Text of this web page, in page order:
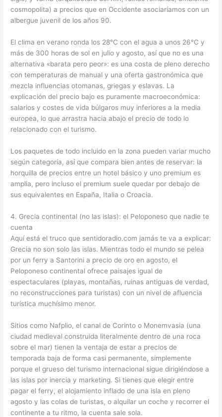
cosmopolita) a precios que en Occidente asociaríamos con un
albergue juvenil de los años 90.
El clima en verano ronda los 28°C con el agua a unos 26°C y
más de 300 horas de sol en julio y agosto, así que no es una
alternativa «barata pero peor»: es una costa de pleno derecho
con temperaturas de manual y una oferta gastronómica que
mezcla influencias otomanas, griegas y eslavas. La
explicación del precio bajo es puramente macroeconómica:
salarios y costes de vida búlgaros muy inferiores a la media
europea, lo que arrastra hacia abajo el precio de todo lo
relacionado con el turismo.
Los paquetes de todo incluido en la zona pueden variar mucho
según categoría, así que compara bien antes de reservar: la
horquilla de precios entre un hotel básico y uno premium es
amplia, pero incluso el premium suele quedar por debajo de
sus equivalentes en España, Italia o Croacia.
4. Grecia continental (no las islas): el Peloponeso que nadie te
cuenta
Aquí está el truco que sentidoradio.com jamás te va a explicar:
Grecia no son solo las islas. Mientras todo el mundo se pelea
por un ferry a Santorini a precio de oro en agosto, el
Peloponeso continental ofrece paisajes igual de
espectaculares (playas, montañas, ruinas antiguas de verdad,
no reconstrucciones para turistas) con un nivel de afluencia
turística muchísimo menor.
Sitios como Nafplio, el canal de Corinto o Monemvasia (una
ciudad medieval construida literalmente dentro de una roca
sobre el mar) tienen la ventaja de estar a precios de
temporada baja de forma casi permanente, simplemente
porque el grueso del turismo internacional sigue dirigiéndose a
las islas por inercia y marketing. Si tienes que elegir entre
pagar el ferry, el alojamiento inflado de una isla en pleno
agosto y las colas de turistas, o alquilar un coche y recorrer el
continente a tu ritmo, la cuenta sale sola.